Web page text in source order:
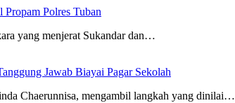
Polres Tuban
yang menjerat Sukandar dan…
Jawab Biayai Pagar Sekolah
Chaerunnisa, mengambil langkah yang dinilai…